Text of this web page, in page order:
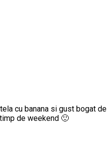
cu banana si gust bogat de
de weekend 🙂